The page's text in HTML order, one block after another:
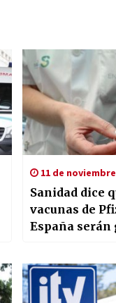
11 de noviembre
Sanidad dice
vacunas de
España serán